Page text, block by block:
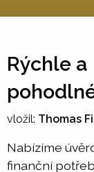
Rýchle a
vložil: Thomas
Nabízíme
finanční